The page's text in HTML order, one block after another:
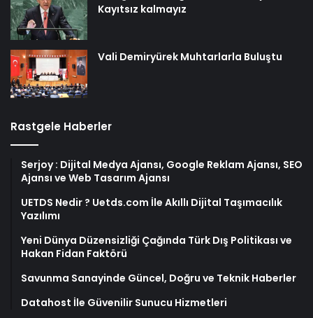
Kayıtsız kalmayız
Vali Demiryürek Muhtarlarla Buluştu
Rastgele Haberler
Serjoy : Dijital Medya Ajansı, Google Reklam Ajansı, SEO
Ajansı ve Web Tasarım Ajansı
UETDS Nedir ? Uetds.com İle Akıllı Dijital Taşımacılık
Yazılımı
Yeni Dünya Düzensizliği Çağında Türk Dış Politikası ve
Hakan Fidan Faktörü
Savunma Sanayinde Güncel, Doğru ve Teknik Haberler
Datahost İle Güvenilir Sunucu Hizmetleri